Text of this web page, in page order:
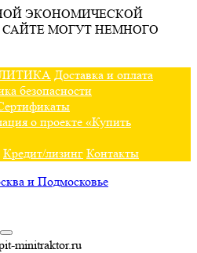
ЭКОНОМИЧЕСКОЙ
МОГУТ НЕМНОГО
Доставка и оплата
безопасности
о проекте «Купить
Кредит/лизинг Контакты
minitraktor.ru